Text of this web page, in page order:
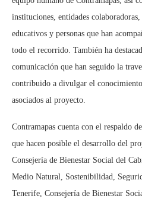
instituciones, entidades
educativos y personas que han
todo el recorrido. También ha
comunicación que han seguido la
contribuido a divulgar el
asociados al proyecto.
Contramapas cuenta con el respaldo
que hacen posible el desarrollo del
Consejería de Bienestar Social del
Medio Natural, Sostenibilidad,
Tenerife, Consejería de Bienestar